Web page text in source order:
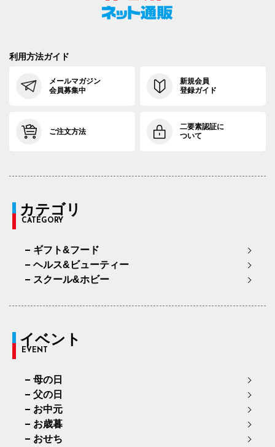
利用方法ガイド
メールマガジン
会員募集中
新規会員
登録ガイド
ご注文方法
二要素認証に
ついて
カテゴリ
CATEGORY
ギフト&フード
ヘルス&ビューティー
スクール&ホビー
イベント
EVENT
母の日
父の日
お中元
お歳暮
おせち